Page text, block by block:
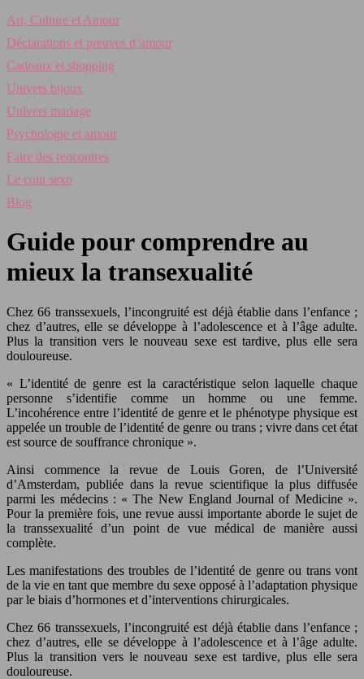
Art, Culture et Amour
Déclarations et preuves d’amour
Cadeaux et shopping
Univers bijoux
Univers mariage
Psychologie et amour
Faire des rencontres
Le coin sexo
Blog
Guide pour comprendre au
mieux la transexualité
Chez 66 transsexuels, l’incongruité est déjà établie dans l’enfance ;
chez d’autres, elle se développe à l’adolescence et à l’âge adulte.
Plus la transition vers le nouveau sexe est tardive, plus elle sera
douloureuse.
« L’identité de genre est la caractéristique selon laquelle chaque
personne s’identifie comme un homme ou une femme.
L’incohérence entre l’identité de genre et le phénotype physique est
appelée un trouble de l’identité de genre ou trans ; vivre dans cet état
est source de souffrance chronique ».
Ainsi commence la revue de Louis Goren, de l’Université
d’Amsterdam, publiée dans la revue scientifique la plus diffusée
parmi les médecins : « The New England Journal of Medicine ».
Pour la première fois, une revue aussi importante aborde le sujet de
la transsexualité d’un point de vue médical de manière aussi
complète.
Les manifestations des troubles de l’identité de genre ou trans vont
de la vie en tant que membre du sexe opposé à l’adaptation physique
par le biais d’hormones et d’interventions chirurgicales.
Chez 66 transsexuels, l’incongruité est déjà établie dans l’enfance ;
chez d’autres, elle se développe à l’adolescence et à l’âge adulte.
Plus la transition vers le nouveau sexe est tardive, plus elle sera
douloureuse.